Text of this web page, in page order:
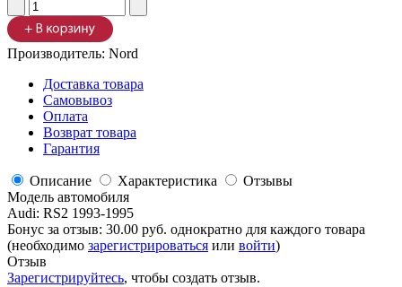
Производитель: Nord
Доставка товара
Самовывоз
Оплата
Возврат товара
Гарантия
Описание Характеристика
Отзывы
Модель автомобиля
Audi: RS2 1993-1995
Бонус за отзыв: 30.00 руб. однократно для каждого товара
(необходимо зарегистрироваться или войти)
Отзыв
Зарегистрируйтесь, чтобы создать отзыв.